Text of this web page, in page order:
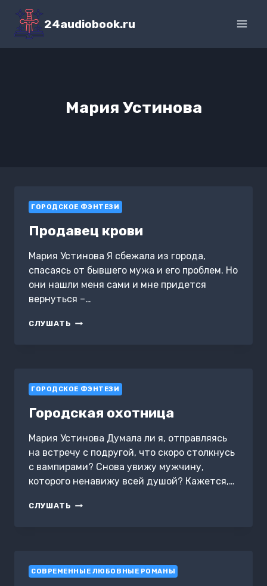
Перейти
содержимому
24audiobook.ru
Мария Устинова
ГОРОДСКОЕ ФЭНТЕЗИ
Продавец крови
Мария Устинова Я сбежала из города,
спасаясь от бывшего мужа и его проблем. Но
они нашли меня сами и мне придется
вернуться –…
СЛУШАТЬ ПРОДАВЕЦ
ГОРОДСКОЕ ФЭНТЕЗИ
Городская охотница
Мария Устинова Думала ли я, отправляясь
на встречу с подругой, что скоро столкнусь
с вампирами? Снова увижу мужчину,
которого ненавижу всей душой? Кажется,…
СЛУШАТЬ ГОРОДСКАЯ
СОВРЕМЕННЫЕ ЛЮБОВНЫЕ РОМАНЫ